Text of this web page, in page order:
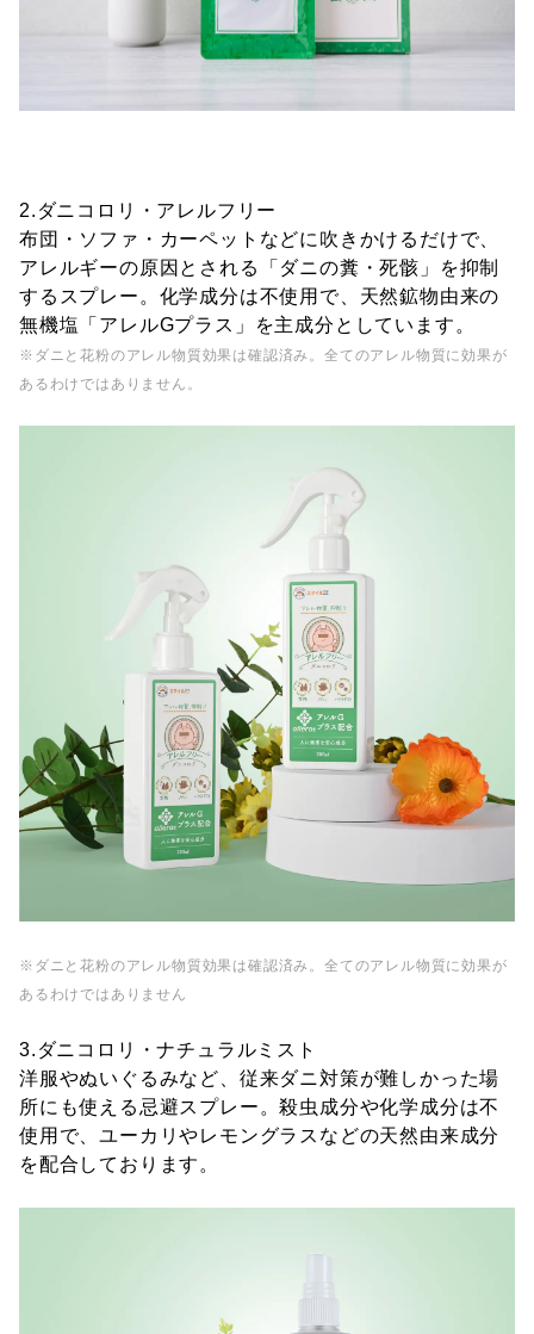
2.ダニコロリ・アレルフリー
布団・ソファ・カーペットなどに吹きかけるだけで、
アレルギーの原因とされる「ダニの糞・死骸」を抑制
するスプレー。化学成分は不使用で、天然鉱物由来の
無機塩「アレルGプラス」を主成分としています。
※ダニと花粉のアレル物質効果は確認済み。全てのアレル物質に効果が
あるわけではありません。
※ダニと花粉のアレル物質効果は確認済み。全てのアレル物質に効果が
あるわけではありません
3.ダニコロリ・ナチュラルミスト
洋服やぬいぐるみなど、従来ダニ対策が難しかった場
所にも使える忌避スプレー。殺虫成分や化学成分は不
使用で、ユーカリやレモングラスなどの天然由来成分
を配合しております。